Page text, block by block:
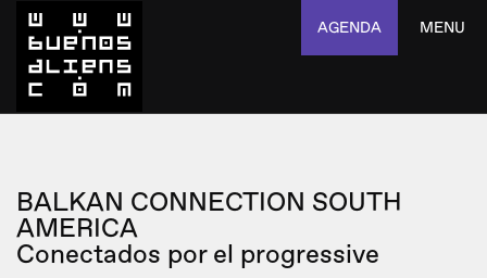
AGENDA MENU
BALKAN CONNECTION SOUTH
AMERICA
Conectados por el progressive